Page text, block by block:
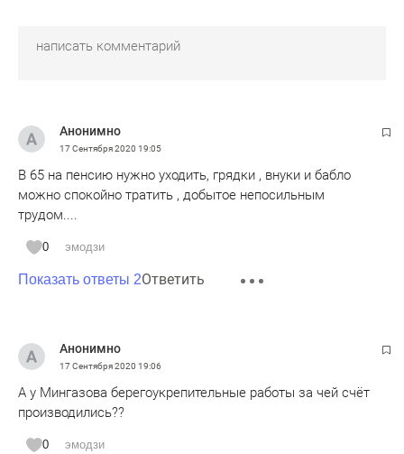
Анонимно
17 Сентября 2020 19:05
В 65 на пенсию нужно уходить, грядки , внуки и бабло
можно спокойно тратить , добытое непосильным
трудом....
0 эмодзи
Показать ответы 2Ответить
Анонимно
17 Сентября 2020 19:06
А у Мингазова берегоукрепительные работы за чей счёт
производились??
0 эмодзи